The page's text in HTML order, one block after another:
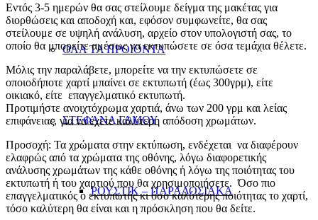
ΟΛΑ ΤΑ ΠΡΟΙΟΝΤΑ
ΣΤΕΦΑΝΑ ΓΑΜΟΥ
ΡΟΥΣΤΙΚ – ΠΑΡΑΔΟΣΙΑΚΑ
Εντός 3-5 ημερών θα σας στείλουμε δείγμα της μακέτας για
διορθώσεις και αποδοχή και, εφόσον συμφωνείτε, θα σας
στείλουμε σε υψηλή ανάλυση, αρχείο στον υπολογιστή σας, το
οποίο θα μπορείτε αμέσως να εκτυπώσετε σε όσα τεμάχια θέλετε.
Μόλις την παραλάβετε, μπορείτε να την εκτυπώσετε σε
οποιοδήποτε χαρτί μπαίνει σε εκτυπωτή (έως 300γρμ), είτε
οικιακό, είτε επαγγελματικό εκτυπωτή.
Προτιμήστε ανοιχτόχρωμα χαρτιά, άνω των 200 γρμ και λείας
επιφάνειας, για να έχετε καλύτερη απόδοση χρωμάτων.
Προσοχή: Τα χρώματα στην εκτύπωση, ενδέχεται να διαφέρουν
ελαφρώς από τα χρώματα της οθόνης, λόγω διαφορετικής
ανάλυσης χρωμάτων της κάθε οθόνης ή λόγω της ποιότητας του
εκτυπωτή ή του χαρτιού που θα χρησιμοποιήσετε. Όσο πιο
επαγγελματικός ο εκτυπωτής κι όσο καλύτερης ποιότητας το χαρτί,
τόσο καλύτερη θα είναι και η πρόσκληση που θα δείτε.